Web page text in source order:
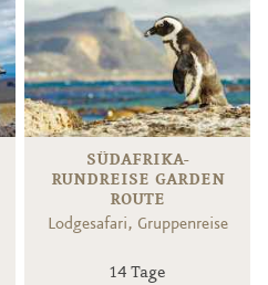
SÜDAFRIKA-
RUNDREISE GARDEN
ROUTE
Lodgesafari, Gruppenreise
14 Tage